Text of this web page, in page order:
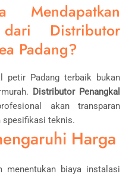
Mendapatkan
Distributor
Padang?
petir Padang terbaik bukan
Distributor Penangkal
akan transparan
spesifikasi teknis.
Harga
menentukan biaya instalasi